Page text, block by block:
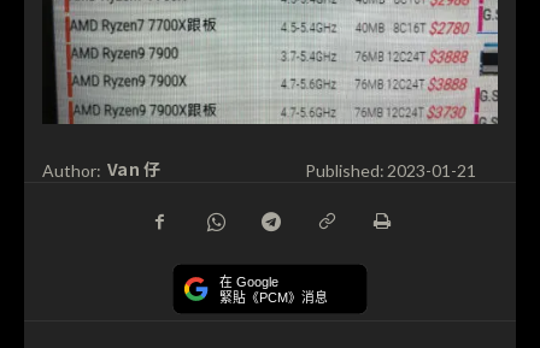
Author: Van 仔 Published: 2023-01-21
在 Google
緊貼《PCM》消息